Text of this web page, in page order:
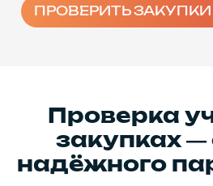
ПРОВЕРИТЬ
Проверка
закупках —
надёжного